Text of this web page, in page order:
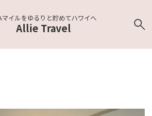
マイルをゆるりと貯めてハワイへ
Allie Travel